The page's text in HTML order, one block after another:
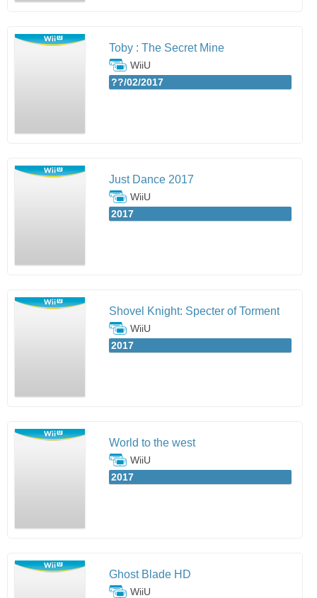
Toby : The Secret Mine
WiiU
??/02/2017
Just Dance 2017
WiiU
2017
Shovel Knight: Specter of Torment
WiiU
2017
World to the west
WiiU
2017
Ghost Blade HD
WiiU